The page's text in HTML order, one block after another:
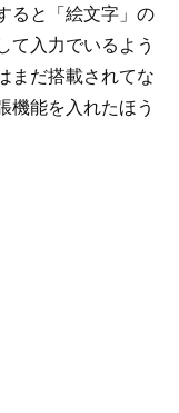
ると「絵文字」の
て入力でいるよう
まだ搭載されてな
機能を入れたほう